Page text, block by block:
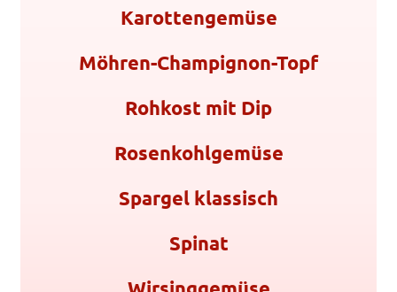
Karottengemüse
Möhren-Champignon-Topf
Rohkost mit Dip
Rosenkohlgemüse
Spargel klassisch
Spinat